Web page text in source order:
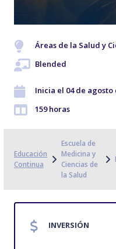
Áreas de la Salud y
Blended
Inicia el 04 de agosto
159 horas
Educación
Continua
Escuela de
Medicina y
Ciencias de
la Salud
INVERSIÓN